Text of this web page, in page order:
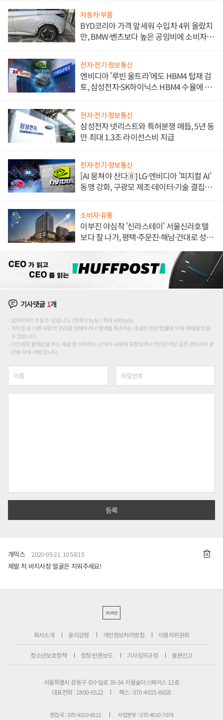
자동차·부품
BYD코리아 가격 앞세워 수입차 4위 올랐지
만, BMW·벤츠보다 높은 공임비에 소비자
전자·전기·정보통신
엔비디아 '루빈 울트라'에도 HBM4 탑재 검
토, 삼성전자·SK하이닉스 HBM4 수율에 주
전자·전기·정보통신
삼성전자 넷리스트와 특허분쟁 매듭, 5년 동
안 최대 1.3조 라이선스비 지급
전자·전기·정보통신
[AI 뭉쳐야 산다⑧] LG·엔비디아 '피지컬 AI'
동맹 강화, 구광모 제조·데이터·기술 결집
소비자·유통
이부진 야심작 '신라스테이' 서울신라호텔
보다 잘 나가, 평택·주문진·해남·건대로 성
기사댓글 1개
200자까지 쓰실 수 있습니다. (현재 0 byte / 최대 400byte)
저작권 등 다른 사람의 권리를 침해하거나 명예를 훼손하는 댓글은 관련 법률에 의해 제재를 받을
수 있습니다.
타인에게 불쾌감을 주는 욕설 등 비하하는 단어가 내용에 포함되거나 인신공격성 글은 관리자의 판
단에 의해 삭제 합니다.
개믹스 2020-05-21 10:58:15
제발 저 바지사장 얼굴은 치워주세요!
PC버전
회사소개 윤리강령 개인정보처리방침 이용자위원회
청소년보호정책 정정·반론보도 기사심의규정 불편신고
서울특별시 성동구 성수일로 39-34 서울숲더스페이스 12층
대표전화 : 1800-6522
팩스 : 070-4015-8658
편집국 : 070-4010-8512 사업본부 : 070-4010-7078